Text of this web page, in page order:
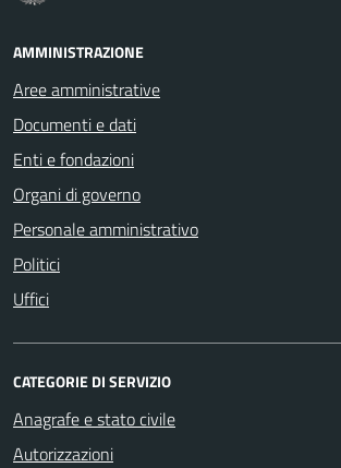
AMMINISTRAZIONE
Aree amministrative
Documenti e dati
Enti e fondazioni
Organi di governo
Personale amministrativo
Politici
Uffici
CATEGORIE DI SERVIZIO
Anagrafe e stato civile
Autorizzazioni